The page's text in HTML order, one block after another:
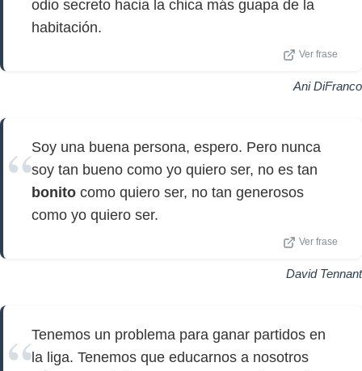
odio secreto hacia la chica más guapa de la
habitación.
Ver frase
Ani DiFranco
Soy una buena persona, espero. Pero nunca
soy tan bueno como yo quiero ser, no es tan
bonito como quiero ser, no tan generosos
como yo quiero ser.
Ver frase
David Tennant
Tenemos un problema para ganar partidos en
la liga. Tenemos que educarnos a nosotros